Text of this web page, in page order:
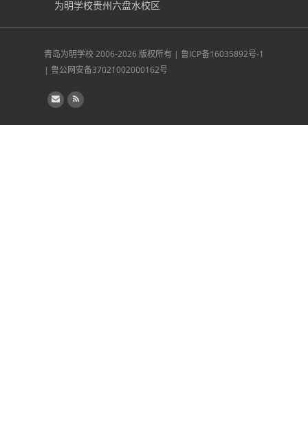
为明学校贵州六盘水校区
青岛为明学校2006-2026 版权所有 | 鲁ICP备16035892号-1
| 鲁公网安备37021002000162号